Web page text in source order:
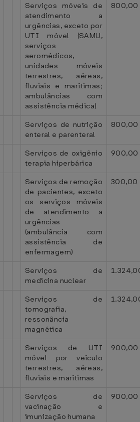
Serviços móveis de
atendimento a
urgências, exceto por
UTI móvel (SAMU,
serviços
aeromédicos,
unidades móveis
terrestres, aéreas,
fluviais e marítimas;
ambulâncias com
assistência médica)
800,00
Serviços de nutrição
enteral e parenteral
800,00
Serviços de oxigênio
terapia hiperbárica
900,00
Serviços de remoção
de pacientes, exceto
os serviços móveis
de atendimento a
urgências
(ambulância com
assistência de
enfermagem)
300,00
Serviços de
medicina nuclear
Serviços de
tomografia,
ressonância
magnética
Serviços de UTI
móvel por veículo
terrestres, aéreas,
fluviais e marítimas
900,00
Serviços de
vacinação e
imunização humana
900,00